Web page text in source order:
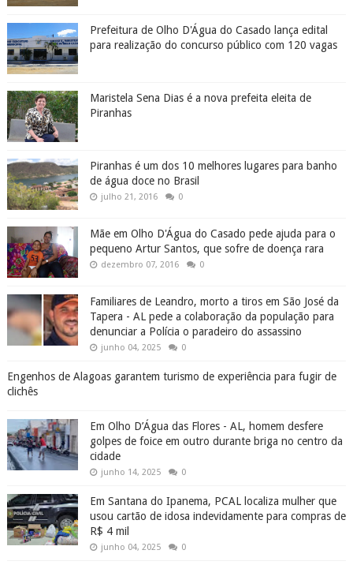
Prefeitura de Olho D'Água do Casado lança edital
para realização do concurso público com 120 vagas
Maristela Sena Dias é a nova prefeita eleita de
Piranhas
Piranhas é um dos 10 melhores lugares para banho
de água doce no Brasil
julho 21, 2016 0
Mãe em Olho D'Água do Casado pede ajuda para o
pequeno Artur Santos, que sofre de doença rara
dezembro 07, 2016 0
Familiares de Leandro, morto a tiros em São José da
Tapera - AL pede a colaboração da população para
denunciar a Polícia o paradeiro do assassino
junho 04, 2025 0
Engenhos de Alagoas garantem turismo de experiência para fugir de
clichês
Em Olho D’Água das Flores - AL, homem desfere
golpes de foice em outro durante briga no centro da
cidade
junho 14, 2025 0
Em Santana do Ipanema, PCAL localiza mulher que
usou cartão de idosa indevidamente para compras de
R$ 4 mil
junho 04, 2025 0